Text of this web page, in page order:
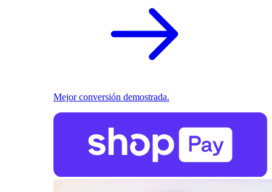
Mejor conversión demostrada.